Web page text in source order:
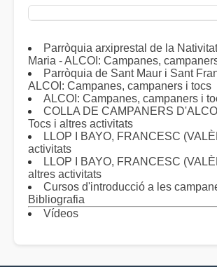
Parròquia arxiprestal de la
Maria - ALCOI: Campanes,
Parròquia de Sant Maur i Sant
ALCOI: Campanes, campaners i tocs
ALCOI: Campanes, campaners i
COLLA DE CAMPANERS
Tocs i altres activitats
LLOP I BAYO, FRANCESC
activitats
LLOP I BAYO, FRANCESC
altres activitats
Cursos d'introducció a les
Bibliografia
Vídeos